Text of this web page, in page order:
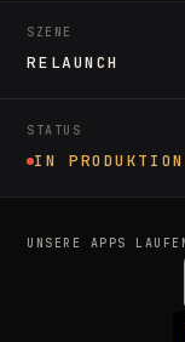
SZENE
RELAUNCH
STATUS
IN PRODUKTION
UNSERE APPS